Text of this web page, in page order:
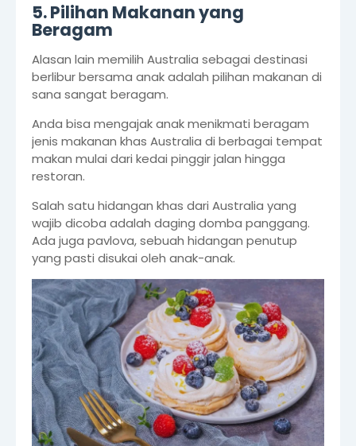
5. Pilihan Makanan yang
Beragam
Alasan lain memilih Australia sebagai destinasi
berlibur bersama anak adalah pilihan makanan di
sana sangat beragam.
Anda bisa mengajak anak menikmati beragam
jenis makanan khas Australia di berbagai tempat
makan mulai dari kedai pinggir jalan hingga
restoran.
Salah satu hidangan khas dari Australia yang
wajib dicoba adalah daging domba panggang.
Ada juga pavlova, sebuah hidangan penutup
yang pasti disukai oleh anak-anak.